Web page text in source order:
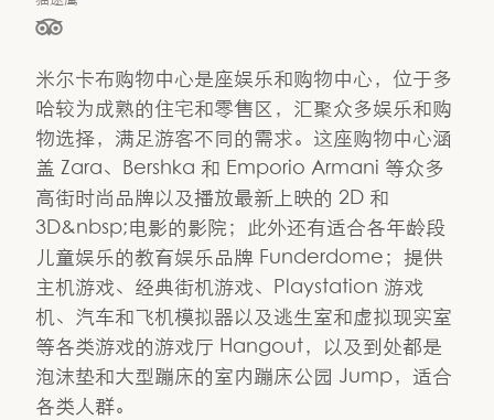
星级（按 5 星制评分），依据为
米尔卡布购物中心是座娱乐和购物中心，位于多
哈较为成熟的住宅和零售区，汇聚众多娱乐和购
物选择，满足游客不同的需求。这座购物中心涵
盖 Zara、Bershka 和 Emporio Armani 等众多
高街时尚品牌以及播放最新上映的 2D 和
3D&nbsp;电影的影院；此外还有适合各年龄段
儿童娱乐的教育娱乐品牌 Funderdome；提供
主机游戏、经典街机游戏、Playstation 游戏
机、汽车和飞机模拟器以及逃生室和虚拟现实室
等各类游戏的游戏厅 Hangout，以及到处都是
泡沫垫和大型蹦床的室内蹦床公园 Jump，适合
各类人群。